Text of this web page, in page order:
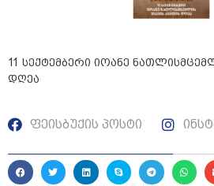
11 სექტემბერი იოანე
დღეა
ფეისბუქის პოსტი